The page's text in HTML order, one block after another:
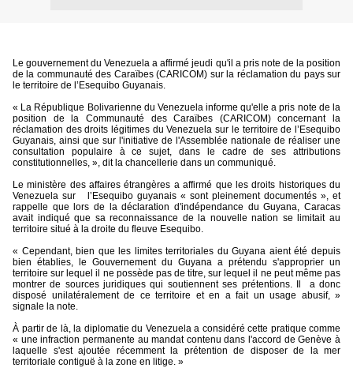
Le gouvernement du Venezuela a affirmé jeudi qu'il a pris note de la position
de la communauté des Caraïbes (CARICOM) sur la réclamation du pays sur
le territoire de l’Esequibo Guyanais.
« La République Bolivarienne du Venezuela informe qu'elle a pris note de la
position de la Communauté des Caraïbes (CARICOM) concernant la
réclamation des droits légitimes du Venezuela sur le territoire de l’Esequibo
Guyanais, ainsi que sur l'initiative de l'Assemblée nationale de réaliser une
consultation populaire à ce sujet, dans le cadre de ses attributions
constitutionnelles, », dit la chancellerie dans un communiqué.
Le ministère des affaires étrangères a affirmé que les droits historiques du
Venezuela sur
l’Esequibo guyanais « sont pleinement documentés », et
rappelle que lors de la déclaration d'indépendance du Guyana, Caracas
avait indiqué que sa reconnaissance de la nouvelle nation se limitait au
territoire situé à la droite du fleuve Esequibo.
« Cependant, bien que les limites territoriales du Guyana aient été depuis
bien établies, le Gouvernement du Guyana a prétendu s'approprier un
territoire sur lequel il ne possède pas de titre, sur lequel il ne peut même pas
montrer de sources juridiques qui soutiennent ses prétentions. Il
a donc
disposé unilatéralement de ce territoire et en a fait un usage abusif, »
signale la note.
À partir de là, la diplomatie du Venezuela a considéré cette pratique comme
« une infraction permanente au mandat contenu dans l'accord de Genève à
laquelle s'est ajoutée récemment la prétention de disposer de la mer
territoriale contiguë à la zone en litige. »